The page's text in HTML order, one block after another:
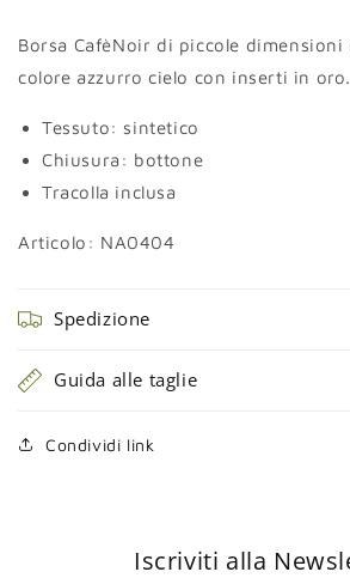
Borsa CafèNoir di piccole
colore azzurro cielo con inserti in oro.
Tessuto: sintetico
Chiusura: bottone
Tracolla inclusa
Articolo: NA0404
Spedizione
Guida alle taglie
Condividi link
Iscriviti alla